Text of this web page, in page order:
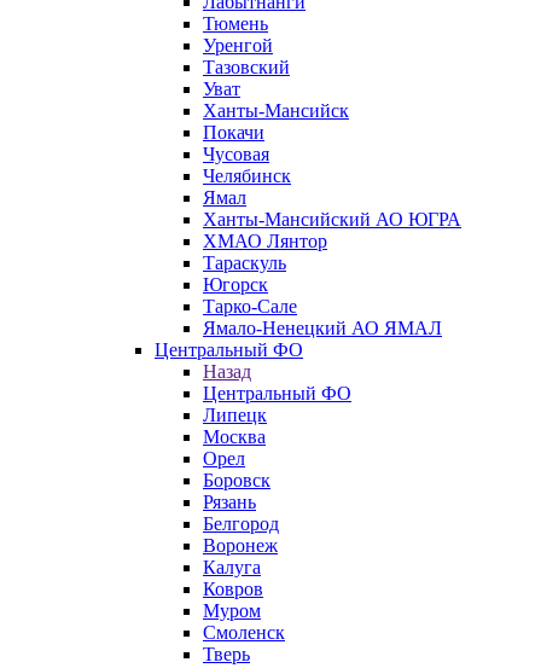
Тюмень
Уренгой
Тазовский
Уват
Ханты-Мансийск
Покачи
Чусовая
Челябинск
Ямал
Ханты-Мансийский АО ЮГРА
ХМАО Лянтор
Тараскуль
Югорск
Тарко-Сале
Ямало-Ненецкий АО ЯМАЛ
Центральный ФО
Назад
Центральный ФО
Липецк
Москва
Орел
Боровск
Рязань
Белгород
Воронеж
Калуга
Ковров
Муром
Смоленск
Тверь